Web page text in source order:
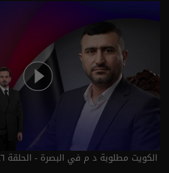
الكويت مطلوبة د م في البصرة - الحلقة ٤٦ | الموسم 5